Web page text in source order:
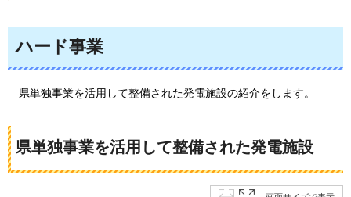
ハード事業
県単独事業を活用して整備された発電施設の紹介をします。
県単独事業を活用して整備された発電施設